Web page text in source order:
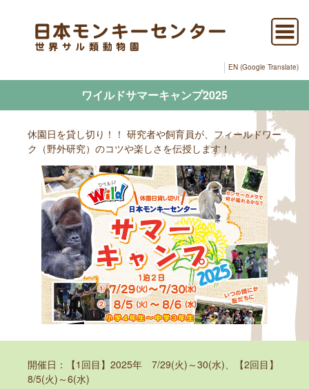
EN (Google Translate)
ワイルドサマーキャンプ2025
休園日を貸し切り！！ 研究者や飼育員が、フィールドワー
ク（野外研究）のコツや楽しさを伝授します！
開催日：【1回目】2025年 7/29(火)～30(水)、【2回目】
8/5(火)～6(水)